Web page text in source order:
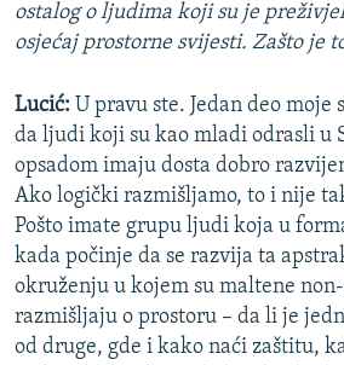
s
d
j
ostalog o ljudima koji su je
osjećaj prostorne svijesti. Zašto je
Lucić: U pravu ste. Jedan deo moje
da ljudi koji su kao mladi odrasli u
opsadom imaju dosta dobro
Ako logički razmišljamo, to i nije
Pošto imate grupu ljudi koja u
kada počinje da se razvija ta
okruženju u kojem su maltene
razmišljaju o prostoru – da li je
od druge, gde i kako naći zaštitu,